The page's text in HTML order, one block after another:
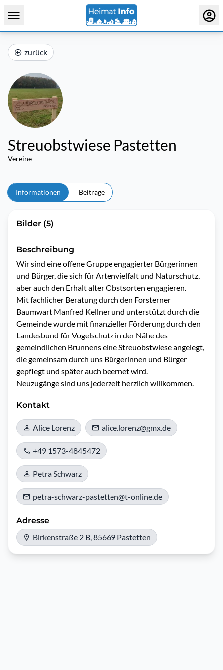
zurück
Streuobstwiese Pastetten
Vereine
Informationen Beiträge
Bilder (5)
Beschreibung
Wir sind eine offene Gruppe engagierter Bürgerinnen
und Bürger, die sich für Artenvielfalt und Naturschutz,
aber auch den Erhalt alter Obstsorten engagieren.
Mit fachlicher Beratung durch den Forsterner
Baumwart Manfred Kellner und unterstützt durch die
Gemeinde wurde mit finanzieller Förderung durch den
Landesbund für Vogelschutz in der Nähe des
gemeindlichen Brunnens eine Streuobstwiese angelegt,
die gemeinsam durch uns Bürgerinnen und Bürger
gepflegt und später auch beernet wird.
Neuzugänge sind uns jederzeit herzlich willkommen.
Kontakt
Alice Lorenz alice.lorenz@gmx.de
+49 1573-4845472
Petra Schwarz
petra-schwarz-pastetten@t-online.de
Adresse
Birkenstraße 2 B, 85669 Pastetten